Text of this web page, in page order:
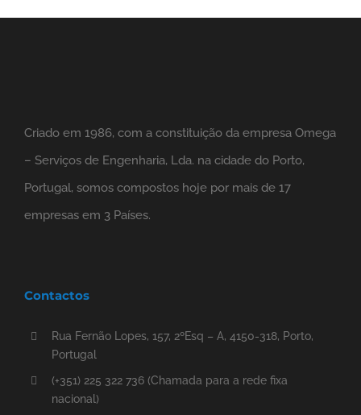
Criado em 1986, com a constituição da empresa Omega
– Serviços de Engenharia, Lda. na cidade do Porto,
Portugal, somos compostos hoje por mais de 17
empresas em 3 Países.
Contactos
Rua Fernão Lopes, 157, 2ºEsq – A, 4150-318, Porto,
Portugal
(+351) 225 322 736 (Chamada para a rede fixa
nacional)